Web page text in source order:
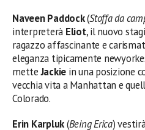
Naveen Paddock(Stoffa da
interpreterà Eliot, il nuovo
ragazzo affascinante e
eleganza tipicamente
metteJackie in una posizione
vecchia vita a Manhattan e
Colorado.
Erin Karpluk(Being Erica)